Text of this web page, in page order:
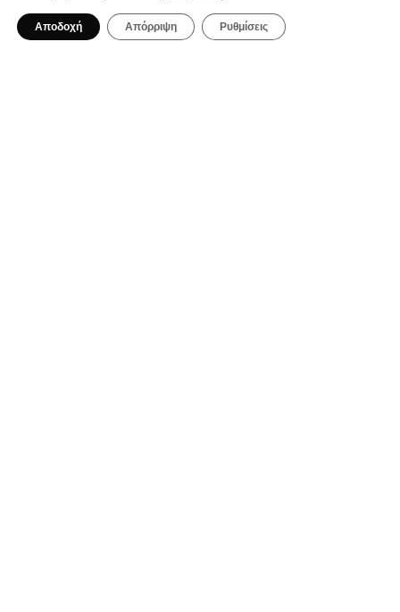
1 Αυγούστου 2026
Αποδοχή Απόρριψη Ρυθμίσεις